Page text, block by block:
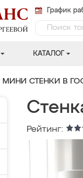
График
КАТАЛОГ
МИНИ СТЕНКИ В
Рейтинг: